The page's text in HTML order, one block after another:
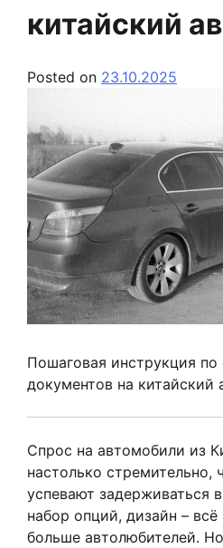
китайский
Posted on 23.10.2025
Пошаговая инструкция
документов на китайский
Спрос на автомобили из
настолько стремительно,
успевают задерживаться
набор опций, дизайн – всё
больше автолюбителей.